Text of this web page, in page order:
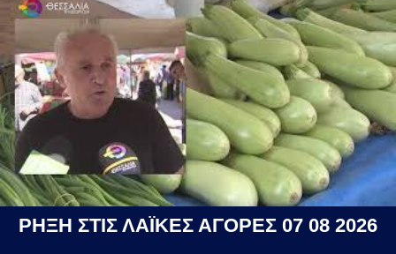
ΡΗΞΗ ΣΤΙΣ ΛΑΪΚΕΣ ΑΓΟΡΕΣ 07 08 2026